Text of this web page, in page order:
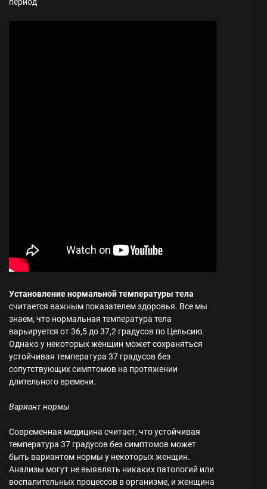
Установление нормальной температуры тела
считается важным показателем здоровья. Все мы
знаем, что нормальная температура тела
варьируется от 36,5 до 37,2 градусов по Цельсию.
Однако у некоторых женщин может сохраняться
устойчивая температура 37 градусов без
сопутствующих симптомов на протяжении
длительного времени.
Вариант нормы
Современная медицина считает, что устойчивая
температура 37 градусов без симптомов может
быть вариантом нормы у некоторых женщин.
Анализы могут не выявлять никаких патологий или
воспалительных процессов в организме, и женщина